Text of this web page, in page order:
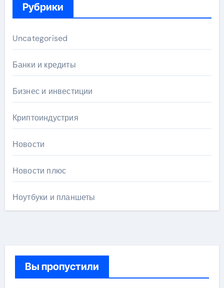
Рубрики
Uncategorised
Банки и кредиты
Бизнес и инвестиции
Криптоиндустрия
Новости
Новости плюс
Ноутбуки и планшеты
Вы пропустили